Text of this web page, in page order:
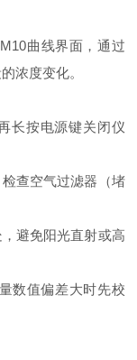
曲线界面，通过
浓度变化。
长按电源键关闭仪
查空气过滤器（堵
避免阳光直射或高
数值偏差大时先校